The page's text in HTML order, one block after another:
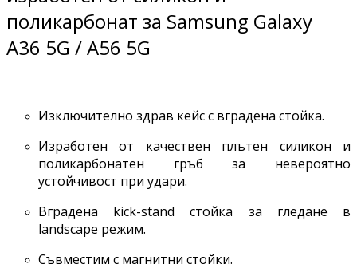
поликарбонат за Samsung Galaxy
A36 5G / A56 5G
Изключително здрав кейс с вградена стойка.
Изработен от качествен плътен силикон и
поликарбонатен гръб за невероятно
устойчивост при удари.
Вградена kick-stand стойка за гледане в
landscape режим.
Съвместим с магнитни стойки.